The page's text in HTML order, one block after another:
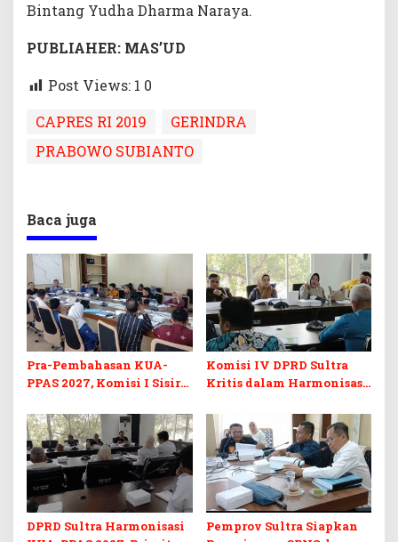
Bintang Yudha Dharma Naraya.
PUBLIAHER: MAS’UD
Post Views: 1 0
CAPRES RI 2019
GERINDRA
PRABOWO SUBIANTO
Baca juga
Pra-Pembahasan KUA-
PPAS 2027, Komisi I Sisir
Berkelanjutan
Komisi IV DPRD Sultra
Kritis dalam Harmonisasi
Perubahan APBD 2026
DPRD Sultra Harmonisasi
Pemprov Sultra Siapkan